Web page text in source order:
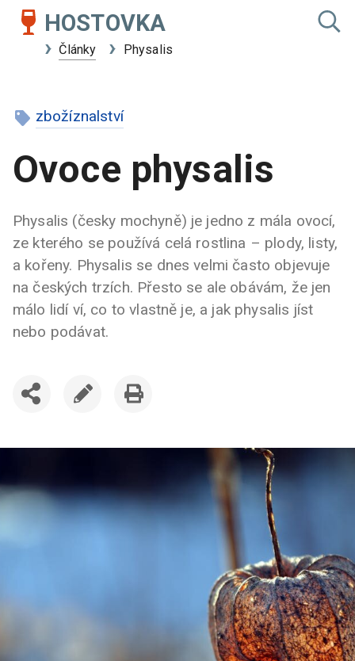
HOSTOVKA
Články Physalis
zbožíznalství
Ovoce physalis
Physalis (česky mochyně) je jedno z mála ovocí,
ze kterého se používá celá rostlina – plody, listy,
a kořeny. Physalis se dnes velmi často objevuje
na českých trzích. Přesto se ale obávám, že jen
málo lidí ví, co to vlastně je, a jak physalis jíst
nebo podávat.